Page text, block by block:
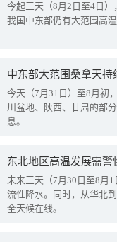
今起三天（8月2日至4日
我国中东部仍有大范围高
中东部大范围桑拿天
今天（7月31日）至8月初
川盆地、陕西、甘肃的部
息。
东北地区高温发展需
未来三天（7月30日至8月
流性降水。同时，从华北
全天候在线。